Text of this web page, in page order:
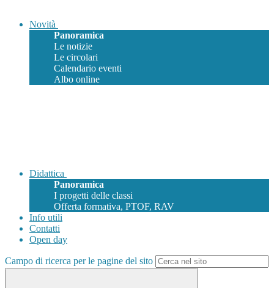
Novità
Panoramica
Le notizie
Le circolari
Calendario eventi
Albo online
Didattica
Panoramica
I progetti delle classi
Offerta formativa, PTOF, RAV
Info utili
Contatti
Open day
Campo di ricerca per le pagine del sito